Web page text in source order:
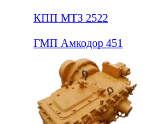
КПП МТЗ 2522
ГМП Амкодор 451